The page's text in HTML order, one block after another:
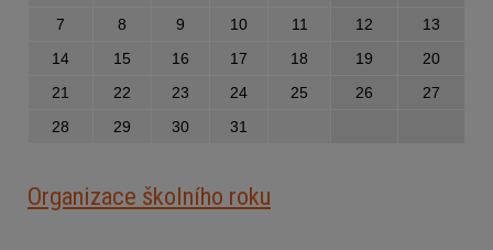
7
8 9 10 11 12
13
14
15 16 17 18 19
20
21
22 23 24 25 26
27
28
29 30 31
Organizace školního roku